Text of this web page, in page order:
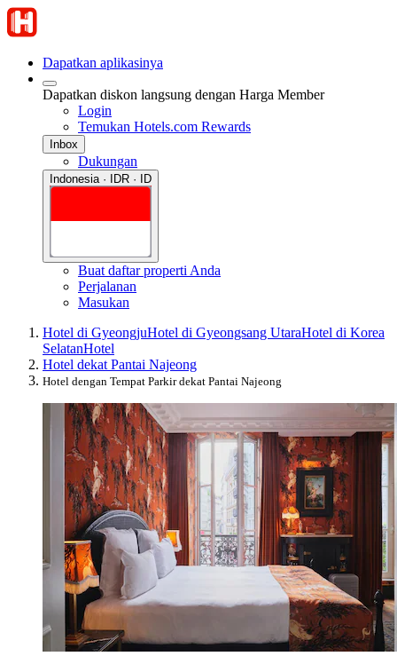
Dapatkan aplikasinya
Dapatkan diskon langsung dengan Harga Member
Login
Temukan Hotels.com Rewards
Inbox
Dukungan
Indonesia · IDR · ID
Buat daftar properti Anda
Perjalanan
Masukan
Hotel di GyeongjuHotel di Gyeongsang UtaraHotel di Korea
SelatanHotel
Hotel dekat Pantai Najeong
Hotel dengan Tempat Parkir dekat Pantai Najeong